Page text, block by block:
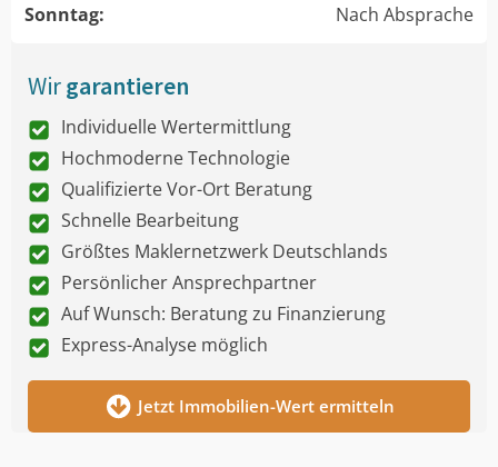
Sonntag:
Nach Absprache
Wirgarantieren
Individuelle Wertermittlung
Hochmoderne Technologie
Qualifizierte Vor-Ort Beratung
Schnelle Bearbeitung
Größtes Maklernetzwerk Deutschlands
Persönlicher Ansprechpartner
Auf Wunsch: Beratung zu Finanzierung
Express-Analyse möglich
Jetzt Immobilien-Wert ermitteln